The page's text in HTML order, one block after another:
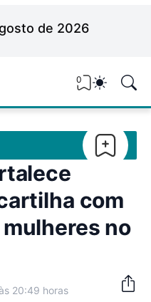
de 2026
0
com
no
20:49 horas